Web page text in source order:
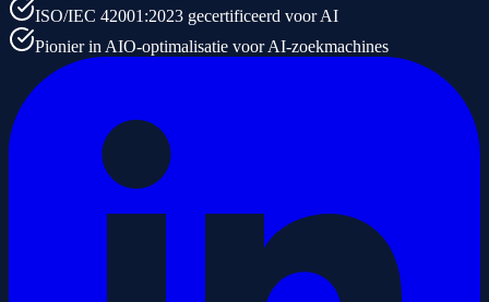
ISO/IEC 42001:2023 gecertificeerd voor AI
Pionier in AIO-optimalisatie voor AI-zoekmachines